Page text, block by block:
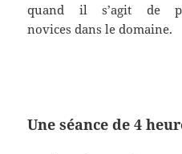
quand il s’agit de
novices dans le domaine.
Une séance de 4